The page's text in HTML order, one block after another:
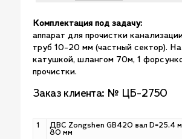
Комплектация под задачу:
аппарат для прочистки
труб 10-20 мм (частный сектор).
катушкой, шлангом 70м, 1
прочистки.
Заказ клиента: № ЦБ-2750
1
ДВС Zongshen GB420 вал D=25,4
80 мм